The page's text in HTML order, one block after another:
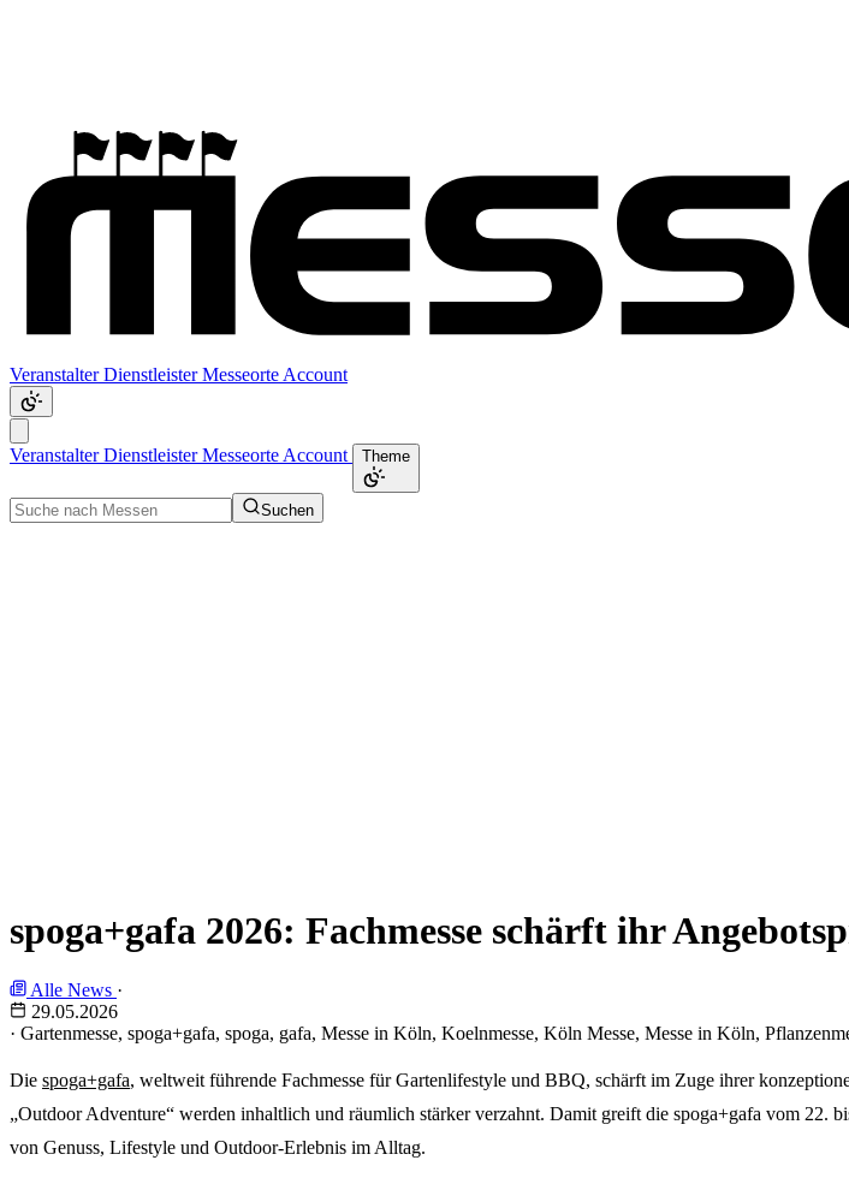
VeranstalterDienstleisterMesseorte Account
VeranstalterDienstleisterMesseorte Account Theme
Suchen
spoga+gafa 2026: Fachmesse schärft ihr
Alle News ·
29.05.2026
· Gartenmesse, spoga+gafa, spoga, gafa, Messe in Köln, Koelnmesse, Köln Messe, Messe in Köln,
Die spoga+gafa, weltweit führende Fachmesse für Gartenlifestyle und BBQ, schärft im Zuge ihrer
„Outdoor Adventure“ werden inhaltlich und räumlich stärker verzahnt. Damit greift die spoga+gafa vom
von Genuss, Lifestyle und Outdoor-Erlebnis im Alltag.